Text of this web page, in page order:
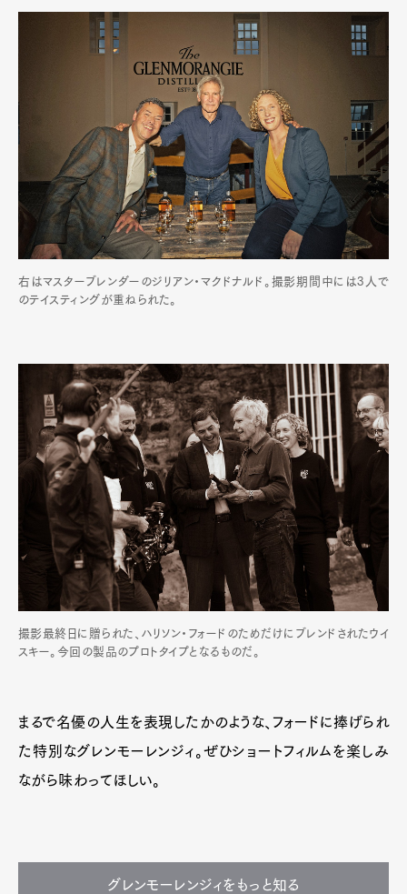
右はマスターブレンダーのジリアン・マクドナルド。撮影期間中には3人で
のテイスティングが重ねられた。
撮影最終日に贈られた、ハリソン・フォードのためだけにブレンドされたウイ
スキー。今回の製品のプロトタイプとなるものだ。
まるで名優の人生を表現したかのような、フォードに捧げられ
た特別なグレンモーレンジィ。ぜひショートフィルムを楽しみ
ながら味わってほしい。
グレンモーレンジィをもっと知る